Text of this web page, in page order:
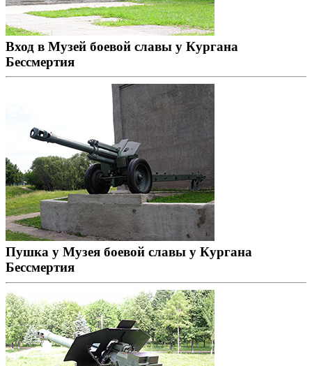
Вход в Музей боевой славы у Кургана
Бессмертия
Пушка у Музея боевой славы у Кургана
Бессмертия